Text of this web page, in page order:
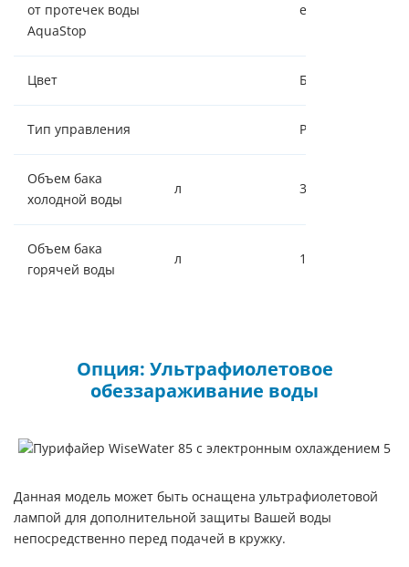
от протечек воды
AquaStop
есть
Цвет Белый
Тип управления Рычаги
Объем бака
холодной воды
л 3
Объем бака
горячей воды
л 1
Опция: Ультрафиолетовое
обеззараживание воды
Данная модель может быть оснащена ультрафиолетовой
лампой для дополнительной защиты Вашей воды
непосредственно перед подачей в кружку.